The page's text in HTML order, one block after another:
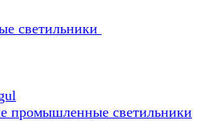
светильники
промышленные светильники